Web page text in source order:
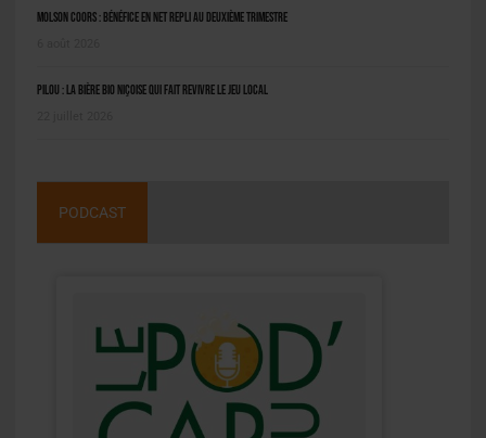
Molson Coors : bénéfice en net repli au deuxième trimestre
Pilou : la bière bio niçoise qui fait revivre le jeu local
PODCAST